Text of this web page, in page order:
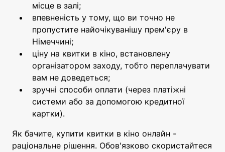
місце в залі;
впевненість у тому, що ви точно не
пропустите найочікуванішу прем'єру в
Німеччині;
ціну на квитки в кіно, встановлену
організатором заходу, тобто переплачувати
вам не доведеться;
зручні способи оплати (через платіжні
системи або за допомогою кредитної
картки).
Як бачите, купити квитки в кіно онлайн -
раціональне рішення. Обов'язково скористайтеся